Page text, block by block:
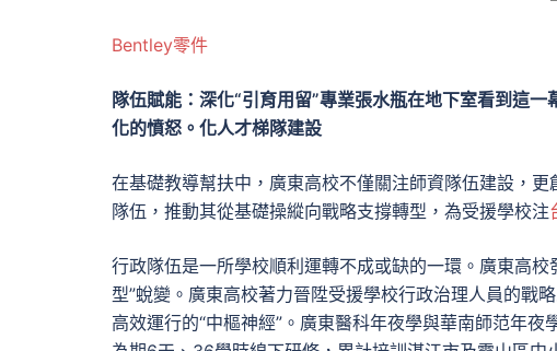
Bentley零件
隊伍賦能：深化“引育用留”專業張水瓶在地下室看到這
化的憤怒。化人才梯隊建設
在基礎教導幫扶中，廣東高校不僅關注師資隊伍建設，
隊伍，推動其從基礎操縱向戰略支撐轉型，為受援學校注
行政隊伍是一所學校順利運轉不成或缺的一環。廣東高
型”蛻變。廣東高校著力晉陞受援學校行政治理人員的戰
高效運行的“中樞神經”。廣東醫科年夜學與華南師范年